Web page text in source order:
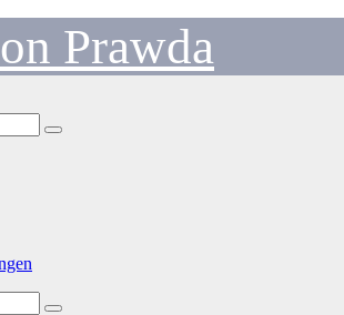
Prawda